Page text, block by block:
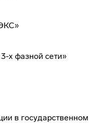
х фазной сети»
в государственном